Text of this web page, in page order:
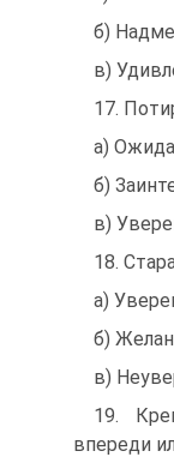
б)
в)
17.
а)
б)
в)
18.
а)
б)
в)
19.
впереди